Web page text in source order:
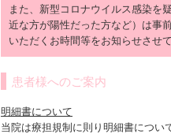
また、新型コロナウイルス感染を
近な方が陽性だった方など）は事
いただくお時間等をお知らせさせ
患者様へのご案内
明細書について
当院は療担規制に則り明細書につい